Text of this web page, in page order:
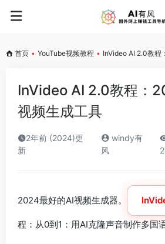
首页 • YouTube视频教程 • InVideo AI 2.0教程
InVideo AI 2.0教程：
视频生成工具
2年前 (2024)更
新
windy有
风
2024最好的AI视频生成器。
程：从0到1：用AI克隆声音制作多国